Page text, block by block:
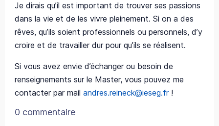
Je dirais qu’il est important de trouver ses passions
dans la vie et de les vivre pleinement. Si on a des
rêves, qu’ils soient professionnels ou personnels, d’y
croire et de travailler dur pour qu’ils se réalisent.
Si vous avez envie d’échanger ou besoin de
renseignements sur le Master, vous pouvez me
contacter par mail andres.reineck@ieseg.fr!
0 commentaire